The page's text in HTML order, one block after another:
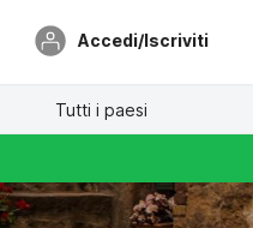
Accedi/Iscriviti
Tutti i paesi